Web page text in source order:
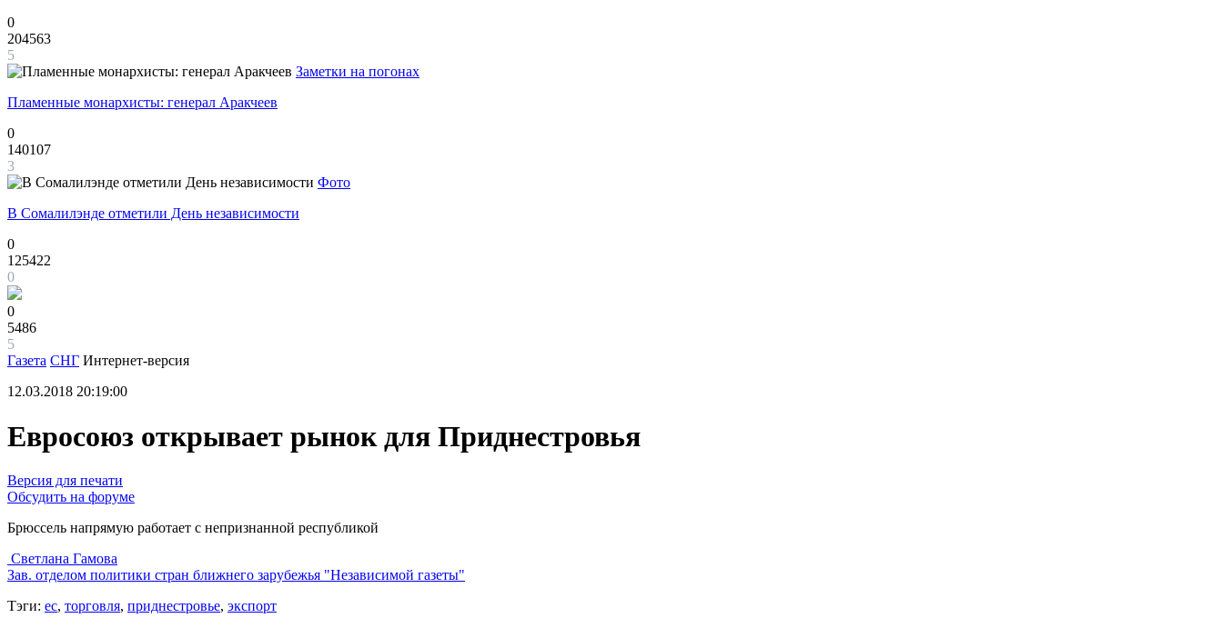
0
204563
5
Заметки на погонах
Пламенные монархисты: генерал Аракчеев
0
140107
3
Фото
В Сомалилэнде отметили День независимости
0
125422
0
0
5486
5
Газета СНГ Интернет-версия
12.03.2018 20:19:00
Евросоюз открывает рынок для Приднестровья
Версия для печати
Обсудить на форуме
Брюссель напрямую работает с непризнанной республикой
Светлана Гамова
Зав. отделом политики стран ближнего зарубежья "Независимой газеты"
Тэги: ес, торговля, приднестровье, экспорт